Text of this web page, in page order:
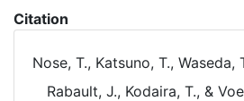
Citation
Nose, T., Katsuno, T., Waseda,
Rabault, J., Kodaira, T., &